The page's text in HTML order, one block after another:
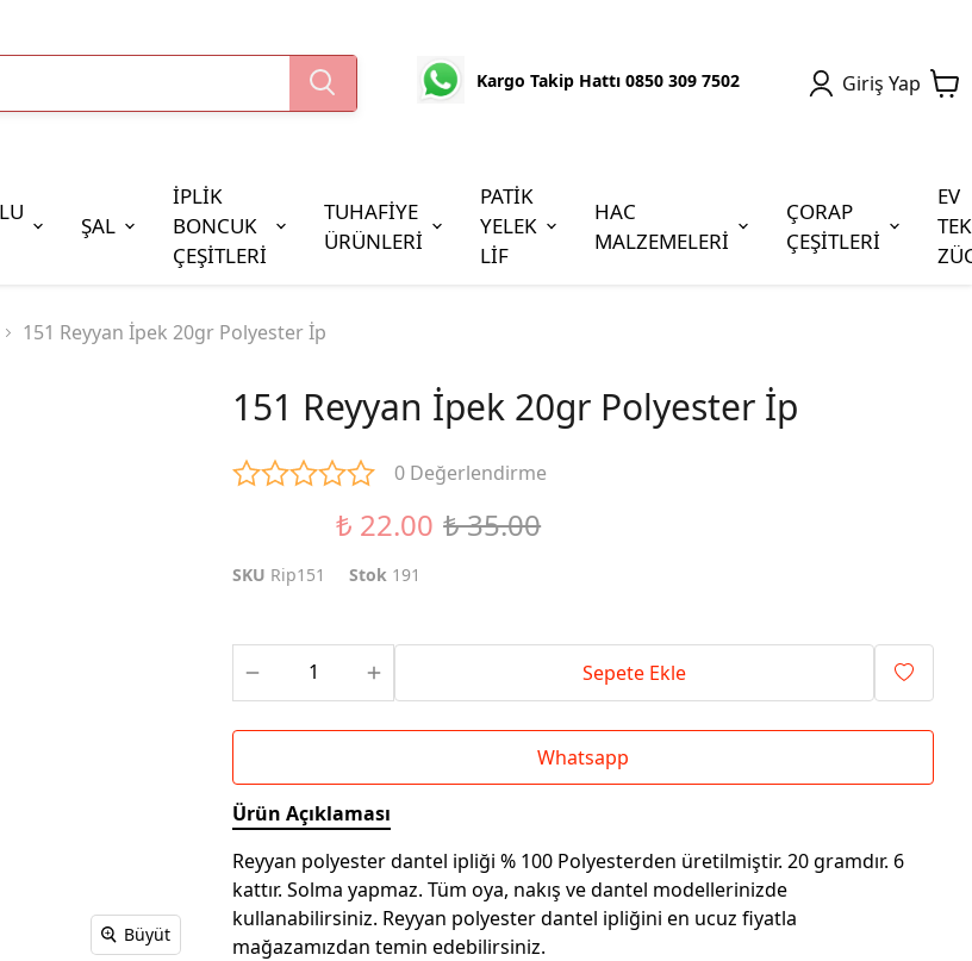
Kargo Takip Hattı 0850 309 7502 Giriş Yap
ŞAL
İPLİK
BONCUK
ÇEŞİTLERİ
Boncuk Çeşitleri
Cezaevi Boncuğu
TUHAFİYE
ÜRÜNLERİ
PATİK
YELEK
LİF
HAC
MALZEMELERİ
ÇORAP
ÇEŞİTLERİ
EV
151 Reyyan İpek 20gr Polyester İp
Büyüt
151 Reyyan İpek 20gr Polyester İp
0 Değerlendirme
₺ 22.00 ₺ 35.00
SKU Rip151 Stok 191
Sepete Ekle
Whatsapp
Ürün Açıklaması
Reyyan polyester dantel ipliği % 100 Polyesterden üretilmiştir. 20 gramdır. 6
kattır. Solma yapmaz. Tüm oya, nakış ve dantel modellerinizde
kullanabilirsiniz. Reyyan polyester dantel ipliğini en ucuz fiyatla
mağazamızdan temin edebilirsiniz.